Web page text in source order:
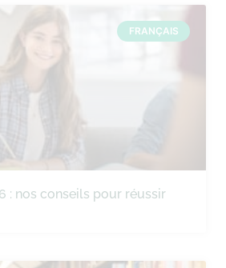
FRANÇAIS
: nos conseils pour réussir